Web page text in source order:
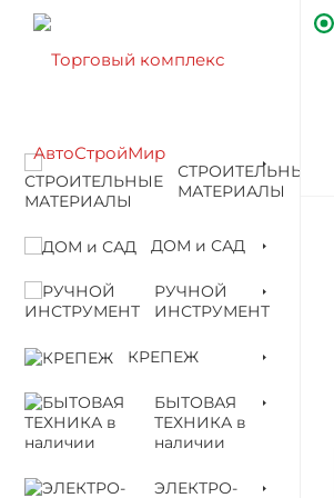
СТРОИТЕЛЬНЫЕ
МАТЕРИАЛЫ
ДОМ и САД
РУЧНОЙ
ИНСТРУМЕНТ
КРЕПЕЖ
БЫТОВАЯ
ТЕХНИКА в
наличии
ЭЛЕКТРО-